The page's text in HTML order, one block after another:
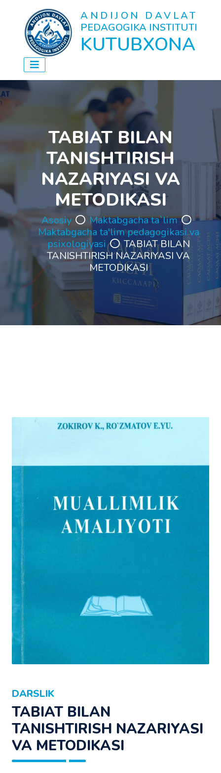
ANDIJON DAVLAT
PEDAGOGIKA INSTITUTI
KUTUBXONA
TABIAT BILAN
TANISHTIRISH
NAZARIYASI VA
METODIKASI
Asosiy
Maktabgacha ta`lim
Maktabgacha ta'lim pedagogikasi va
psixologiyasi
TABIAT BILAN
TANISHTIRISH NAZARIYASI VA
METODIKASI
DARSLIK
TABIAT BILAN
TANISHTIRISH NAZARIYASI
VA METODIKASI